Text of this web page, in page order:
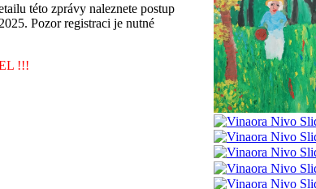
této zprávy naleznete postup
Pozor registraci je nutné
!!!